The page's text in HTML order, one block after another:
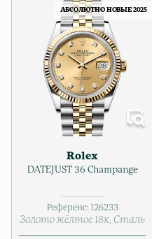
АБСОЛЮТНО НОВЫЕ 2025
Rolex
DATEJUST 36 Champange
Референс: 126233
Золото жёлтое 18к Сталь